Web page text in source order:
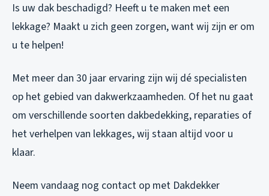
Is uw dak beschadigd? Heeft u te maken met een
lekkage? Maakt u zich geen zorgen, want wij zijn er om
u te helpen!
Met meer dan 30 jaar ervaring zijn wij dé specialisten
op het gebied van dakwerkzaamheden. Of het nu gaat
om verschillende soorten dakbedekking, reparaties of
het verhelpen van lekkages, wij staan altijd voor u
klaar.
Neem vandaag nog contact op met Dakdekker